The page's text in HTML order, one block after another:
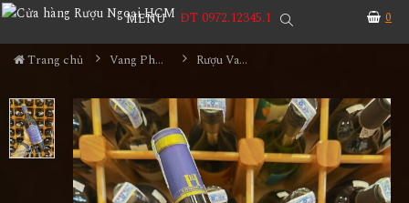
0
MENU ĐT 0972.12345.1
Trang chủ Vang Pháp Rượu Vang Raymond Hurt Haut-Medoc